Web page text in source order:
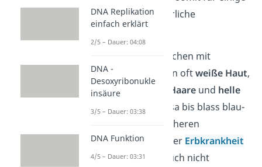
äußerliche und innerliche
Veränderungen
Menschen mit
Albinismus haben oftweiße Haut,
helle bis weiße Haare und helle
Augen,meist rosa bis blass blau-
grau. Bei schwächeren
Ausprägungen der Erbkrankheit
kann die Haut auch nicht
DNA Replikation
einfach erklärt
2/5 – Dauer: 04:08
DNA -
Desoxyribonukle
insäure
3/5 – Dauer: 03:38
DNA Funktion
4/5 – Dauer: 03:31